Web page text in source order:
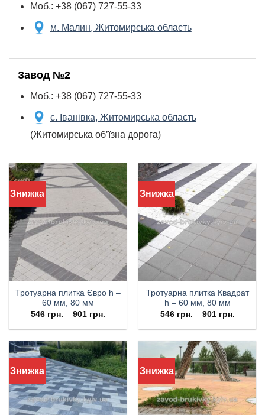
Моб.: +38 (067) 727-55-33
м. Малин, Житомирська область
Завод №2
Моб.: +38 (067) 727-55-33
с. Іванівка, Житомирська область
(Житомирська об’їзна дорога)
Знижка
Тротуарна плитка Євро h –
60 мм, 80 мм
546 грн. – 901 грн.
Знижка
Тротуарна плитка Квадрат
h – 60 мм, 80 мм
546 грн. – 901 грн.
Знижка Знижка